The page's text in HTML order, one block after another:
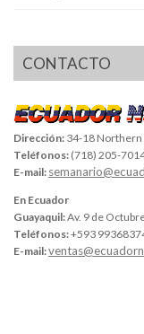
CONTACTO
Dirección: 34-18 Northern
Teléfonos: (718) 205-
E-mail:
En Ecuador
Guayaquil:Av. 9 de
Teléfonos:+593
E-mail: